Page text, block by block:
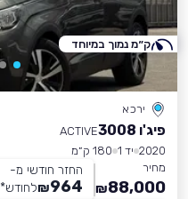
ירכא
פיג'ו 3008
ACTIVE
2020 יד 1
180 ק״מ
מחיר
88,000
₪
החזר חודשי מ-
964
₪לחודש*
ק״מ נמוך במיוחד